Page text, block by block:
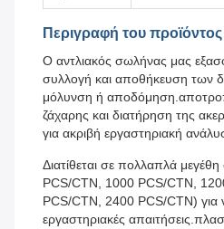
Περιγραφή του προϊόντος
Ο αντλιακός σωλήνας μας
συλλογή και αποθήκευση των
μόλυνση ή
ζάχαρης και διατήρηση της
για ακριβή εργαστηριακή
Διατίθεται σε πολλαπλά
PCS/CTN, 1000 PCS/CTN,
PCS/CTN, 2400 PCS/CTN) για
εργαστηριακές